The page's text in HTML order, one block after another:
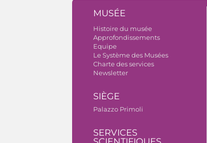
MUSÉE
Histoire du musée
Approfondissements
Equipe
Le Système des Musées
Charte des services
Newsletter
SIÈGE
Palazzo Primoli
SERVICES